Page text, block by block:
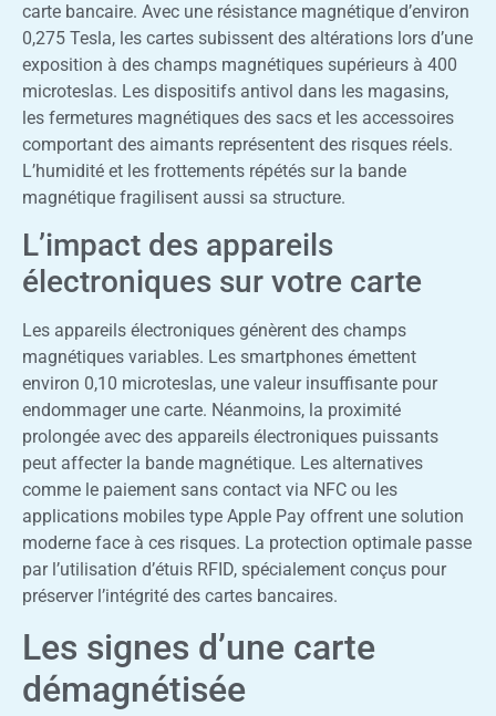
carte bancaire. Avec une résistance magnétique d’environ
0,275 Tesla, les cartes subissent des altérations lors d’une
exposition à des champs magnétiques supérieurs à 400
microteslas. Les dispositifs antivol dans les magasins,
les fermetures magnétiques des sacs et les accessoires
comportant des aimants représentent des risques réels.
L’humidité et les frottements répétés sur la bande
magnétique fragilisent aussi sa structure.
L’impact des appareils
électroniques sur votre carte
Les appareils électroniques génèrent des champs
magnétiques variables. Les smartphones émettent
environ 0,10 microteslas, une valeur insuffisante pour
endommager une carte. Néanmoins, la proximité
prolongée avec des appareils électroniques puissants
peut affecter la bande magnétique. Les alternatives
comme le paiement sans contact via NFC ou les
applications mobiles type Apple Pay offrent une solution
moderne face à ces risques. La protection optimale passe
par l’utilisation d’étuis RFID, spécialement conçus pour
préserver l’intégrité des cartes bancaires.
Les signes d’une carte
démagnétisée